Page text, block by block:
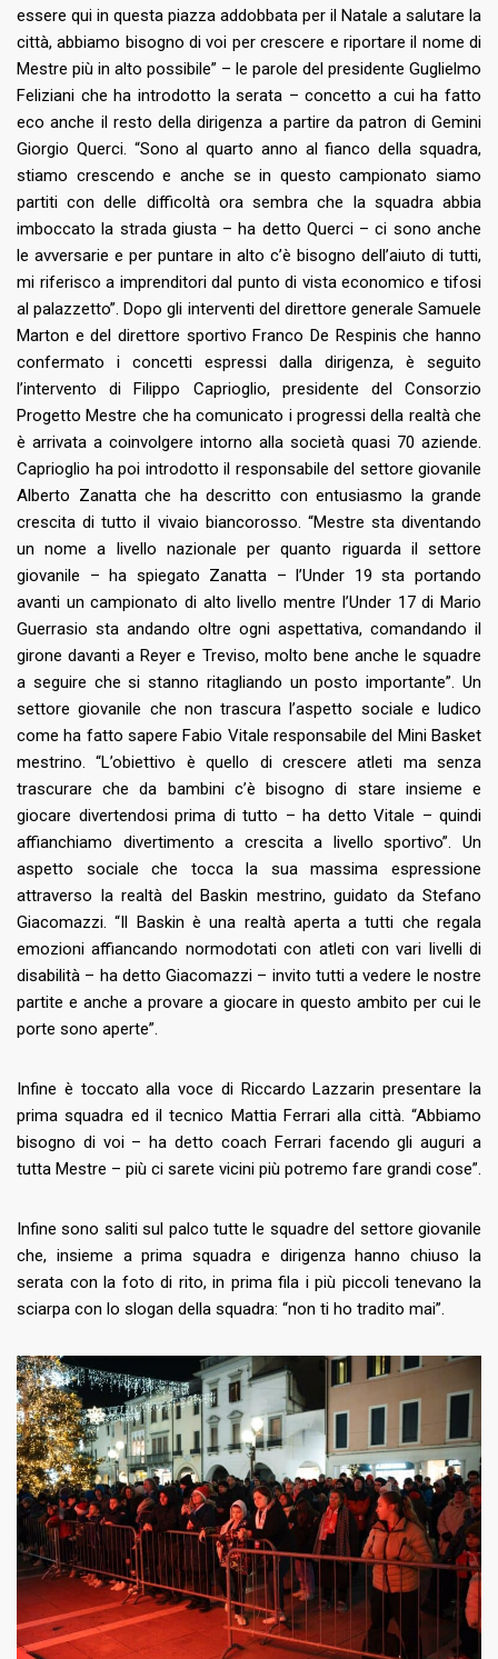
essere qui in questa piazza addobbata per il Natale a salutare la
città, abbiamo bisogno di voi per crescere e riportare il nome di
Mestre più in alto possibile” – le parole del presidente Guglielmo
Feliziani che ha introdotto la serata – concetto a cui ha fatto
eco anche il resto della dirigenza a partire da patron di Gemini
Giorgio Querci. “Sono al quarto anno al fianco della squadra,
stiamo crescendo e anche se in questo campionato siamo
partiti con delle difficoltà ora sembra che la squadra abbia
imboccato la strada giusta – ha detto Querci – ci sono anche
le avversarie e per puntare in alto c’è bisogno dell’aiuto di tutti,
mi riferisco a imprenditori dal punto di vista economico e tifosi
al palazzetto”. Dopo gli interventi del direttore generale Samuele
Marton e del direttore sportivo Franco De Respinis che hanno
confermato i concetti espressi dalla dirigenza, è seguito
l’intervento di Filippo Caprioglio, presidente del Consorzio
Progetto Mestre che ha comunicato i progressi della realtà che
è arrivata a coinvolgere intorno alla società quasi 70 aziende.
Caprioglio ha poi introdotto il responsabile del settore giovanile
Alberto Zanatta che ha descritto con entusiasmo la grande
crescita di tutto il vivaio biancorosso. “Mestre sta diventando
un nome a livello nazionale per quanto riguarda il settore
giovanile – ha spiegato Zanatta – l’Under 19 sta portando
avanti un campionato di alto livello mentre l’Under 17 di Mario
Guerrasio sta andando oltre ogni aspettativa, comandando il
girone davanti a Reyer e Treviso, molto bene anche le squadre
a seguire che si stanno ritagliando un posto importante”. Un
settore giovanile che non trascura l’aspetto sociale e ludico
come ha fatto sapere Fabio Vitale responsabile del Mini Basket
mestrino. “L’obiettivo è quello di crescere atleti ma senza
trascurare che da bambini c’è bisogno di stare insieme e
giocare divertendosi prima di tutto – ha detto Vitale – quindi
affianchiamo divertimento a crescita a livello sportivo”. Un
aspetto sociale che tocca la sua massima espressione
attraverso la realtà del Baskin mestrino, guidato da Stefano
Giacomazzi. “Il Baskin è una realtà aperta a tutti che regala
emozioni affiancando normodotati con atleti con vari livelli di
disabilità – ha detto Giacomazzi – invito tutti a vedere le nostre
partite e anche a provare a giocare in questo ambito per cui le
porte sono aperte”.
Infine è toccato alla voce di Riccardo Lazzarin presentare la
prima squadra ed il tecnico Mattia Ferrari alla città. “Abbiamo
bisogno di voi – ha detto coach Ferrari facendo gli auguri a
tutta Mestre – più ci sarete vicini più potremo fare grandi cose”.
Infine sono saliti sul palco tutte le squadre del settore giovanile
che, insieme a prima squadra e dirigenza hanno chiuso la
serata con la foto di rito, in prima fila i più piccoli tenevano la
sciarpa con lo slogan della squadra: “non ti ho tradito mai”.